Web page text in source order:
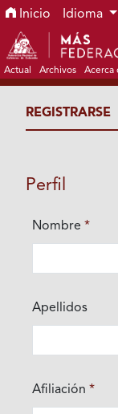
Ir al menú de
Ir al contenido
Ir al pie de página
Inicio Idioma
Actual Archivos Acerca
REGISTRARSE
Perfil
Nombre *
Obligatorio
Apellidos
Afiliación *
Obligatorio